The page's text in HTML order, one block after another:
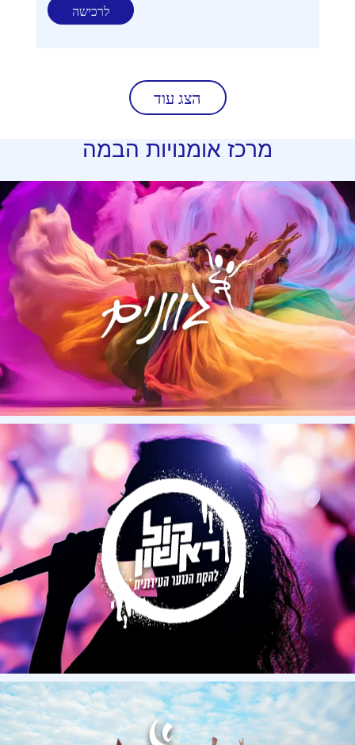
לרכישה
הצג עוד
מרכז אומנויות הבמה